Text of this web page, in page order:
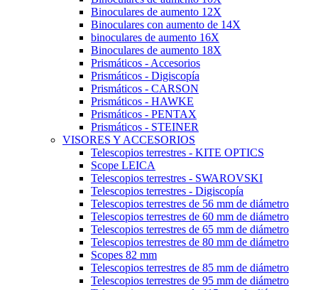
Binoculares de aumento 12X
Binoculares con aumento de 14X
binoculares de aumento 16X
Binoculares de aumento 18X
Prismáticos - Accesorios
Prismáticos - Digiscopía
Prismáticos - CARSON
Prismáticos - HAWKE
Prismáticos - PENTAX
Prismáticos - STEINER
VISORES Y ACCESORIOS
Telescopios terrestres - KITE OPTICS
Scope LEICA
Telescopios terrestres - SWAROVSKI
Telescopios terrestres - Digiscopía
Telescopios terrestres de 56 mm de diámetro
Telescopios terrestres de 60 mm de diámetro
Telescopios terrestres de 65 mm de diámetro
Telescopios terrestres de 80 mm de diámetro
Scopes 82 mm
Telescopios terrestres de 85 mm de diámetro
Telescopios terrestres de 95 mm de diámetro